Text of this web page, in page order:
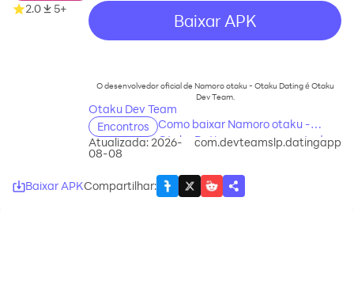
2.0 5+
Baixar APK
recommend
O desenvolvedor oficial de Namoro otaku - Otaku Dating é Otaku
Dev Team.
Otaku Dev Team
Encontros
Como baixar Namoro otaku -
Otaku Dating no seu computador
Atualizada: 2026-
08-08
com.devteamslp.datingapp
Baixar APKCompartilhar: